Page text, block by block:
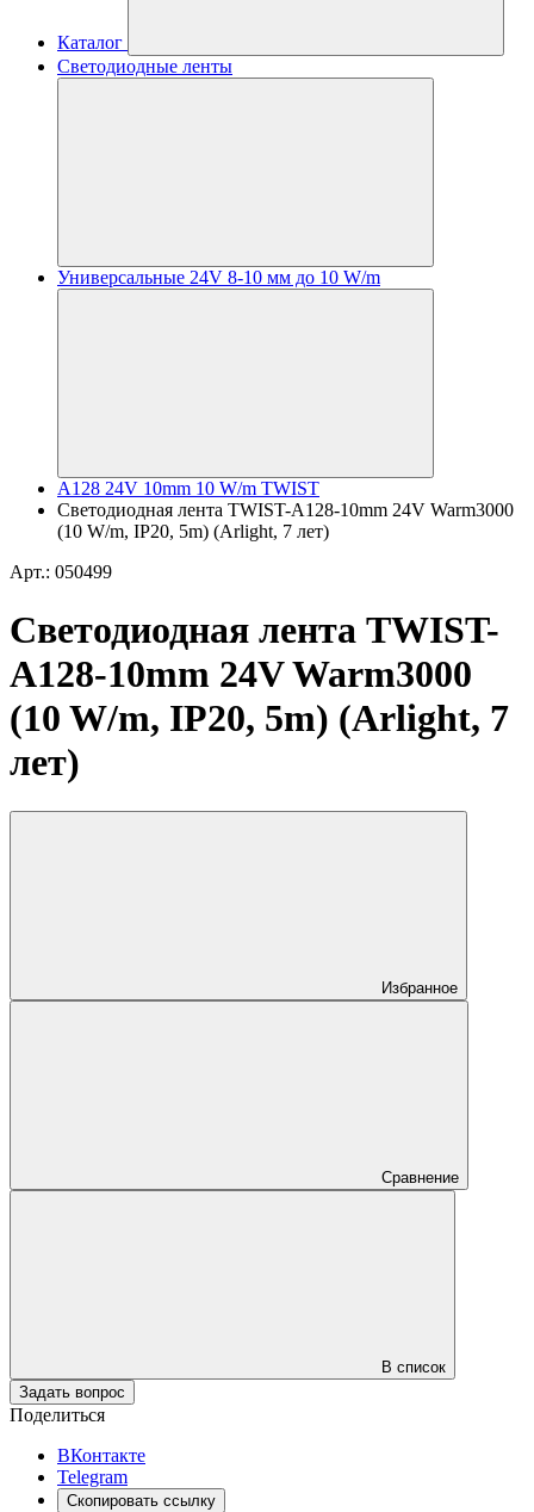
Каталог
Светодиодные ленты
Универсальные 24V 8-10 мм до 10 W/m
A128 24V 10mm 10 W/m TWIST
Светодиодная лента TWIST-A128-10mm 24V Warm3000
(10 W/m, IP20, 5m) (Arlight, 7 лет)
Арт.: 050499
Светодиодная лента TWIST-
A128-10mm 24V Warm3000
(10 W/m, IP20, 5m) (Arlight, 7
лет)
Избранное
Сравнение
В список
Задать вопрос
Поделиться
ВКонтакте
Telegram
Скопировать ссылку